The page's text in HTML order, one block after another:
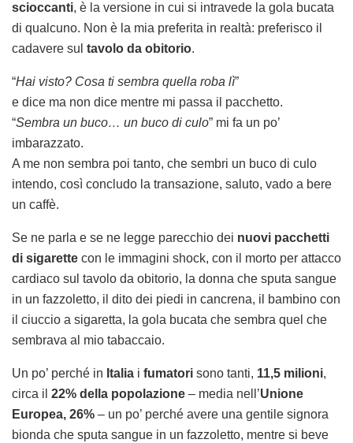
scioccanti, è la versione in cui si intravede la gola bucata
di qualcuno. Non è la mia preferita in realtà: preferisco il
cadavere sul tavolo da obitorio.
“Hai visto? Cosa ti sembra quella roba lì”
e dice ma non dice mentre mi passa il pacchetto.
“Sembra un buco… un buco di culo” mi fa un po’
imbarazzato.
A me non sembra poi tanto, che sembri un buco di culo
intendo, così concludo la transazione, saluto, vado a bere
un caffè.
Se ne parla e se ne legge parecchio dei nuovi pacchetti
di sigarette con le immagini shock, con il morto per attacco
cardiaco sul tavolo da obitorio, la donna che sputa sangue
in un fazzoletto, il dito dei piedi in cancrena, il bambino con
il ciuccio a sigaretta, la gola bucata che sembra quel che
sembrava al mio tabaccaio.
Un po’ perché in Italia i fumatori sono tanti, 11,5 milioni,
circa il 22% della popolazione – media nell’Unione
Europea, 26% – un po’ perché avere una gentile signora
bionda che sputa sangue in un fazzoletto, mentre si beve